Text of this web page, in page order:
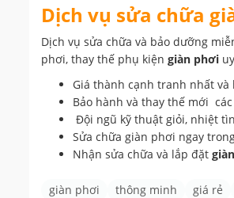
Dịch vụ sửa chữa
Dịch vụ sửa chữa và bảo dưỡng
phơi, thay thế phụ kiện giàn phơi
Giá thành cạnh tranh nhất
Bảo hành và thay thế mới
Đội ngũ kỹ thuật giỏi, nhiệt
Sửa chữa giàn phơi ngay
Nhận sửa chữa và lắp đặt
giàn phơi thông minh giá rẻ